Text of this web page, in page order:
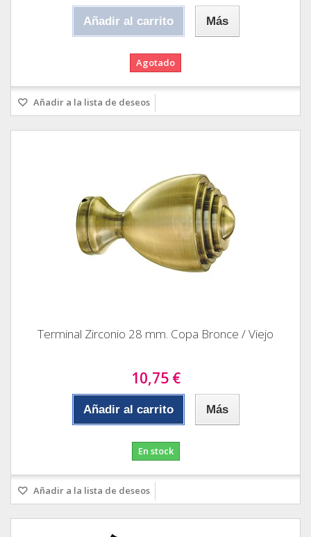
Añadir al carrito Más
Agotado
Añadir a la lista de deseos
Terminal Zirconio 28 mm. Copa Bronce / Viejo
10,75 €
Añadir al carrito Más
En stock
Añadir a la lista de deseos